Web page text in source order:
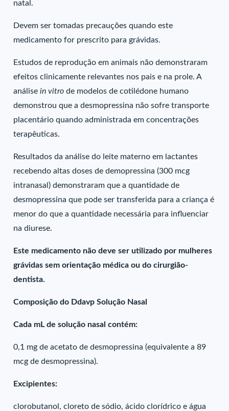
natal.
Devem ser tomadas precauções quando este
medicamento for prescrito para grávidas.
Estudos de reprodução em animais não demonstraram
efeitos clinicamente relevantes nos pais e na prole. A
análise in vitrode modelos de cotilédone humano
demonstrou que a desmopressina não sofre transporte
placentário quando administrada em concentrações
terapêuticas.
Resultados da análise do leite materno em lactantes
recebendo altas doses de demopressina (300 mcg
intranasal) demonstraram que a quantidade de
desmopressina que pode ser transferida para a criança é
menor do que a quantidade necessária para influenciar
na diurese.
Este medicamento não deve ser utilizado por mulheres
grávidas sem orientação médica ou do cirurgião-
dentista.
Composição do Ddavp Solução Nasal
Cada mL de solução nasal contém:
0,1 mg de acetato de desmopressina (equivalente a 89
mcg de desmopressina).
Excipientes:
clorobutanol, cloreto de sódio, ácido clorídrico e água